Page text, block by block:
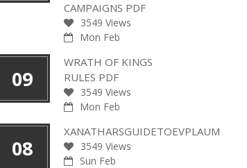
CAMPAIGNS PDF
3549 Views
Mon Feb
09
WRATH OF KINGS
RULES PDF
3549 Views
Mon Feb
08
XANATHARSGUIDETOEVPLAUM
3549 Views
Sun Feb